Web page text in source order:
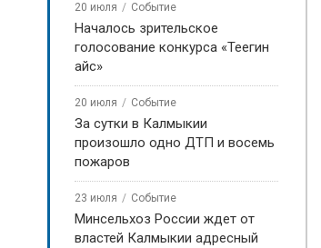
20 июля Событие
Началось зрительское
голосование конкурса «Теегин
айс»
20 июля Событие
За сутки в Калмыкии
произошло одно ДТП и восемь
пожаров
23 июля Событие
Минсельхоз России ждет от
властей Калмыкии адресный